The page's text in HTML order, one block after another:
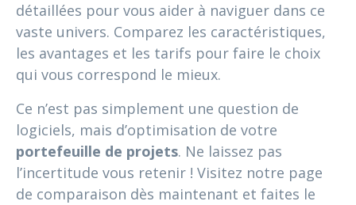
détaillées pour vous aider à naviguer dans ce
vaste univers. Comparez les caractéristiques,
les avantages et les tarifs pour faire le choix
qui vous correspond le mieux.
Ce n’est pas simplement une question de
logiciels, mais d’optimisation de votre
portefeuille de projets. Ne laissez pas
l’incertitude vous retenir ! Visitez notre page
de comparaison dès maintenant et faites le